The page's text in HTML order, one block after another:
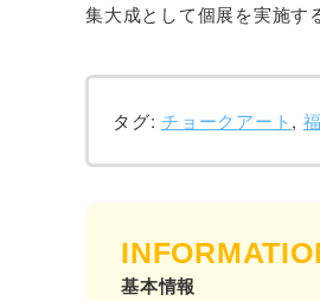
集大成として個展を実施す
タグ: チョークアート,
基本情報